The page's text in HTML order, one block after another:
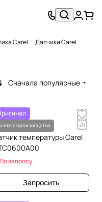
Carel Датчики Carel
Сначала популярные
с производства
запросу
температуры Carel
По запросу
Запросить